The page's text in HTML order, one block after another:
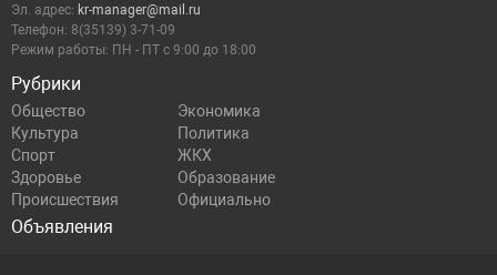
Рубрики
Общество
Экономика
Культура
Политика
Спорт
ЖКХ
Здоровье
Образование
Происшествия
Официально
Объявления
Эл. адрес: kr-manager@mail.ru
Телефон: 8(35139) 3-71-09
Режим работы: ПН - ПТ с 9:00 до 18:00